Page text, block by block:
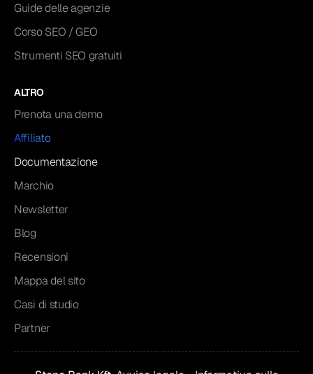
Guide delle agenzie
Corso SEO / GEO
Strumenti SEO gratuiti
ALTRO
Prenota una demo
Affiliato
Documentazione
Marchio
Newsletter
Blog
Recensioni
Mappa del sito
Casi di studio
Partner